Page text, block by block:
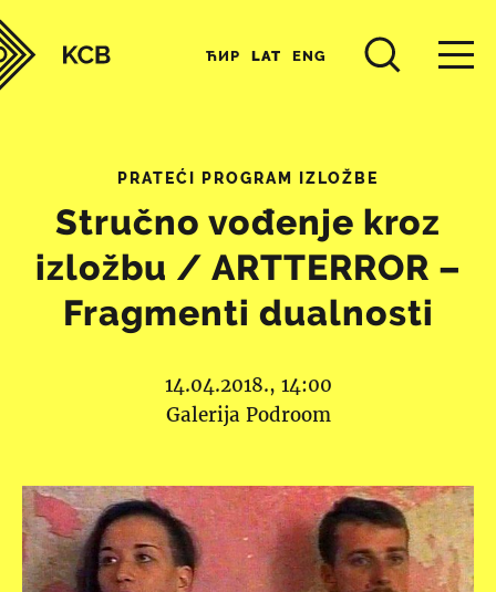
ЋИР LAT ENG
PRATEĆI PROGRAM IZLOŽBE
Stručno vođenje kroz
izložbu / ARTTERROR –
Fragmenti dualnosti
14.04.2018., 14:00
Galerija Podroom